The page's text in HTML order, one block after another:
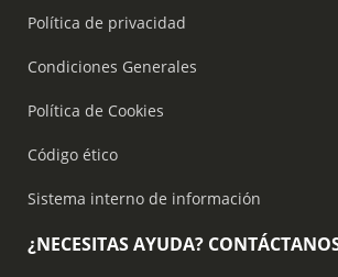
Política de privacidad
Condiciones Generales
Política de Cookies
Código ético
Sistema interno de información
¿NECESITAS AYUDA?